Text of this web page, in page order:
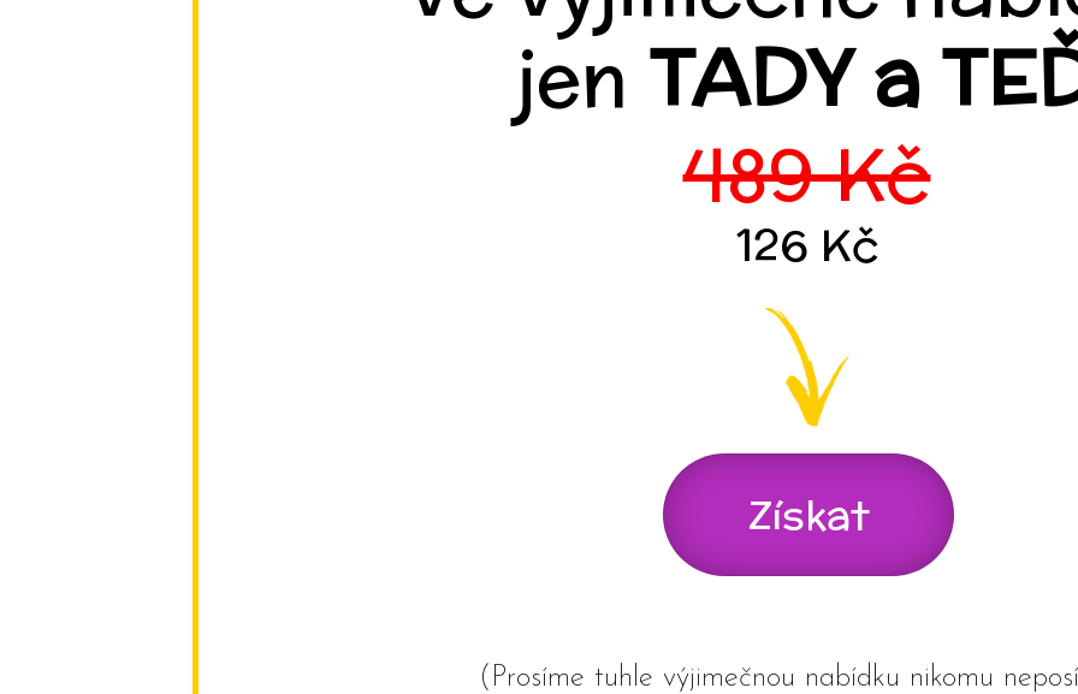
jen TADY a
489 Kč
126 Kč
Získat
(Prosíme tuhle výjimečnou nabídku nikomu